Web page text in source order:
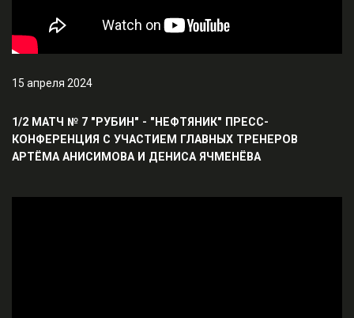
15 апреля 2024
1/2 МАТЧ № 7 "РУБИН" - "НЕФТЯНИК" ПРЕСС-
КОНФЕРЕНЦИЯ С УЧАСТИЕМ ГЛАВНЫХ ТРЕНЕРОВ
АРТЁМА АНИСИМОВА И ДЕНИСА ЯЧМЕНЁВА